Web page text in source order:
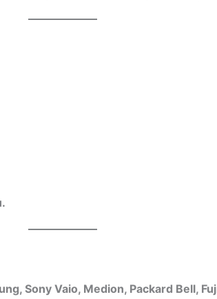
Sony Vaio, Medion, Packard Bell,